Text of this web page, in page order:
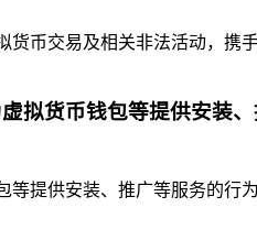
币交易及相关非法活动，
拟货币钱包等提供安装
提供安装、推广等服务的